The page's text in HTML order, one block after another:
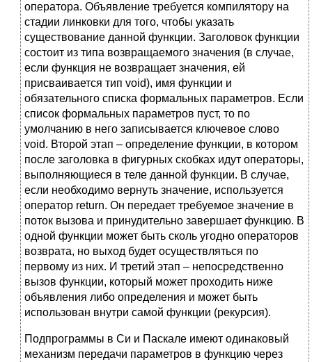
оператора. Объявление требуется компилятору на
стадии линковки для того, чтобы указать
существование данной функции. Заголовок функции
состоит из типа возвращаемого значения (в случае,
если функция не возвращает значения, ей
присваивается тип void), имя функции и
обязательного списка формальных параметров. Если
список формальных параметров пуст, то по
умолчанию в него записывается ключевое слово
void. Второй этап – определение функции, в котором
после заголовка в фигурных скобках идут операторы,
выполняющиеся в теле данной функции. В случае,
если необходимо вернуть значение, используется
оператор return. Он передает требуемое значение в
поток вызова и принудительно завершает функцию. В
одной функции может быть сколь угодно операторов
возврата, но выход будет осуществляться по
первому из них. И третий этап – непосредственно
вызов функции, который может проходить ниже
объявления либо определения и может быть
использован внутри самой функции (рекурсия).
Подпрограммы в Си и Паскале имеют одинаковый
механизм передачи параметров в функцию через